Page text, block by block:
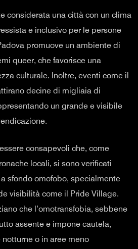
considerata una città con un clima
e inclusivo per le persone
promuove un ambiente di
queer, che favorisce una
culturale. Inoltre, eventi come il
decine di migliaia di
un grande e visibile
consapevoli che, come
locali, si sono verificati
sfondo omofobo, specialmente
visibilità come il Pride Village.
che l’omotransfobia, sebbene
assente e impone cautela,
o in aree meno